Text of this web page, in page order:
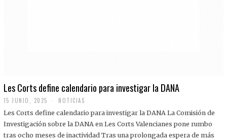
Les Corts define calendario para investigar la DANA
15 JUNIO, 2025 NOTICIAS
Les Corts define calendario para investigar la DANA La Comisión de
Investigación sobre la DANA en Les Corts Valencianes pone rumbo
tras ocho meses de inactividad Tras una prolongada espera de más